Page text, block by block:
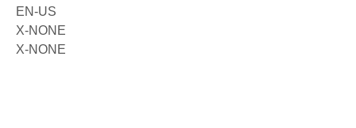
EN-US
X-NONE
X-NONE